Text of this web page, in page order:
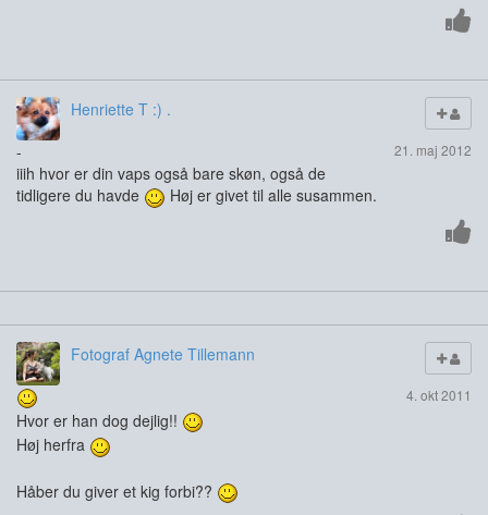
Henriette T :) .
21. maj 2012
-
iiih hvor er din vaps også bare skøn, også de
tidligere du havde
Høj er givet til alle susammen.
Fotograf Agnete Tillemann
4. okt 2011
Hvor er han dog dejlig!!
Høj herfra
Håber du giver et kig forbi??